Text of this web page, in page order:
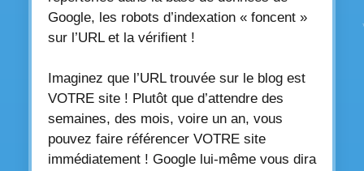
Google, les robots d’indexation « foncent »
sur l’URL et la vérifient !
Imaginez que l’URL trouvée sur le blog est
VOTRE site ! Plutôt que d’attendre des
semaines, des mois, voire un an, vous
pouvez faire référencer VOTRE site
immédiatement ! Google lui-même vous dira